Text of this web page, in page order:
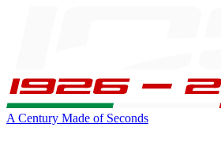
A Century Made of Seconds